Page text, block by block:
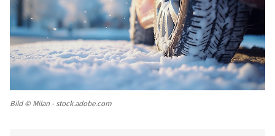
Bild © Milan - stock.adobe.com